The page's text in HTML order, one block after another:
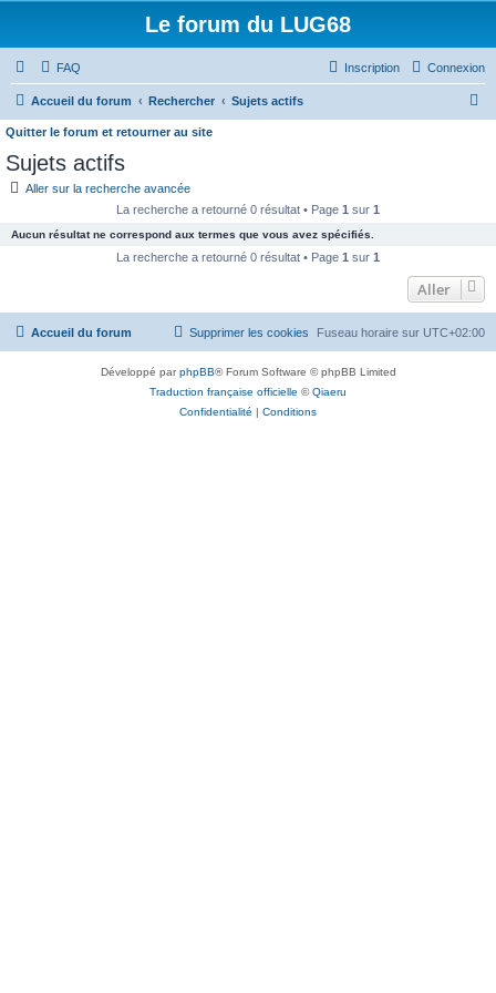
Le forum du LUG68
FAQ Connexion
Inscription
Accueil du forum Rechercher Sujets actifs
e
r
Quitter le forum et retourner au site
Sujets actifs
Aller sur la recherche avancée
La recherche a retourné 0 résultat • Page 1 sur 1
Aucun résultat ne correspond aux termes que vous avez spécifiés.
La recherche a retourné 0 résultat • Page 1 sur 1
Aller
Accueil du forum Fuseau horaire sur UTC+02:00
Supprimer les cookies
Développé parphpBB® Forum Software © phpBB Limited
Traduction française officielle ©Qiaeru
Confidentialité | Conditions